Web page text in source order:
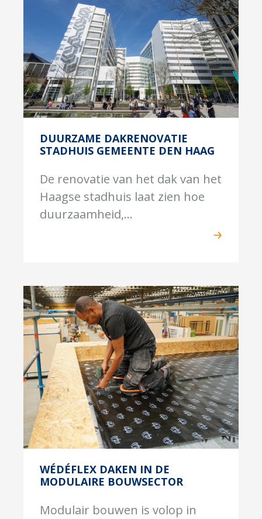
DUURZAME DAKRENOVATIE
STADHUIS GEMEENTE DEN HAAG
De renovatie van het dak van het
Haagse stadhuis laat zien hoe
duurzaamheid,...
WÉDÉFLEX DAKEN IN DE
MODULAIRE BOUWSECTOR
Modulair bouwen is volop in